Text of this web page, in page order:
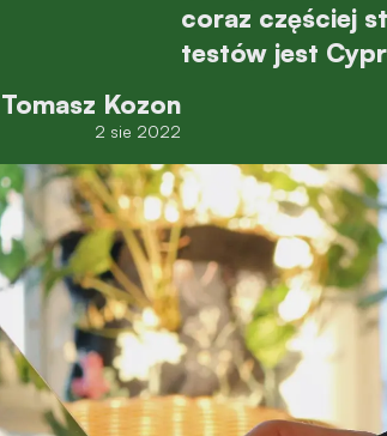
Tomasz Kozon
2 sie 2022
coraz częściej
testów jest